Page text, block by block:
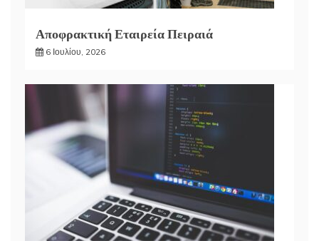
Αποφρακτική Εταιρεία Πειραιά
6 Ιουλίου, 2026